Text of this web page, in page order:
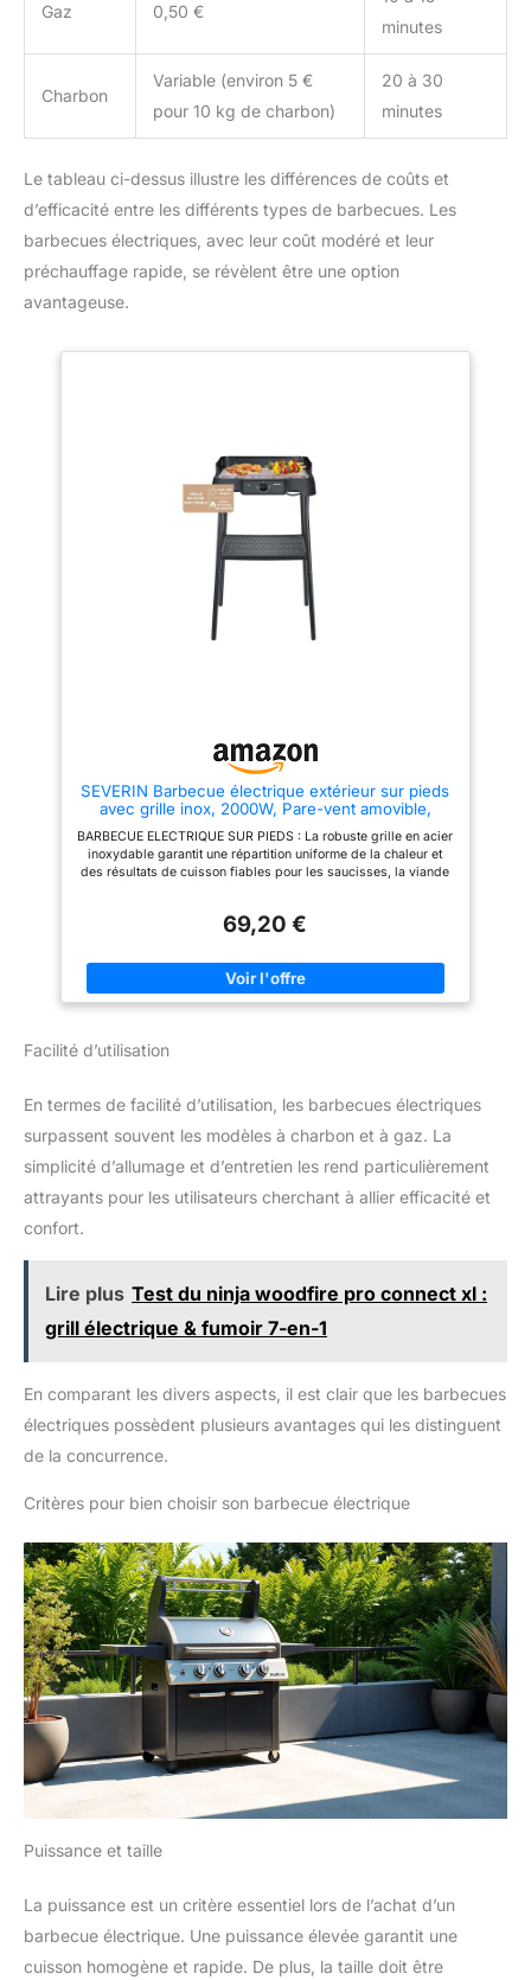
Gaz 0,50 €
minutes
Charbon
Variable (environ 5 €
pour 10 kg de charbon)
20 à 30
minutes
Le tableau ci-dessus illustre les différences de coûts et
d’efficacité entre les différents types de barbecues. Les
barbecues électriques, avec leur coût modéré et leur
préchauffage rapide, se révèlent être une option
avantageuse.
SEVERIN Barbecue électrique extérieur sur pieds
avec grille inox, 2000W, Pare-vent amovible,
eBBQ avec bac à eau pour utilisation en intérieur
et extérieur, Noir, PG 8594
BARBECUE ELECTRIQUE SUR PIEDS : La robuste grille en acier
inoxydable garantit une répartition uniforme de la chaleur et
des résultats de cuisson fiables pour les saucisses, la viande
TEMPÉRATURE : La chaleur souhaitée se règle facilement via la
de manière contrôlée, sans réglages compliqués. NETTOYAGE
SANS EFFORT : La conception bien pensée avec pièces
amovibles permet un nettoyage rapide et facile après la
CHAUFFE RAPIDE : Le remplissage du bac récupérateur de
spontanée sans longue attente. DÉTAILS : barbecue électrique
utilisation faciles, pièces amovibles, faible émission de fumée,
chauffe rapide, 35–200 °C, surface de cuisson : 38x22 cm,
longueur du câble : 140 cm, 1,88 kg, 2 000 W, noir, réf. 8594
69,20 €
Facilité d’utilisation
En termes de facilité d’utilisation, les barbecues électriques
surpassent souvent les modèles à charbon et à gaz. La
simplicité d’allumage et d’entretien les rend particulièrement
attrayants pour les utilisateurs cherchant à allier efficacité et
confort.
Lire plus Test du ninja woodfire pro connect xl :
grill électrique & fumoir 7-en-1
En comparant les divers aspects, il est clair que les barbecues
électriques possèdent plusieurs avantages qui les distinguent
de la concurrence.
Critères pour bien choisir son barbecue électrique
Puissance et taille
La puissance est un critère essentiel lors de l’achat d’un
barbecue électrique. Une puissance élevée garantit une
cuisson homogène et rapide. De plus, la taille doit être